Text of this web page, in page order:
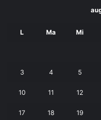
L Ma Mi
3 4 5
10 11 12
17 18 19